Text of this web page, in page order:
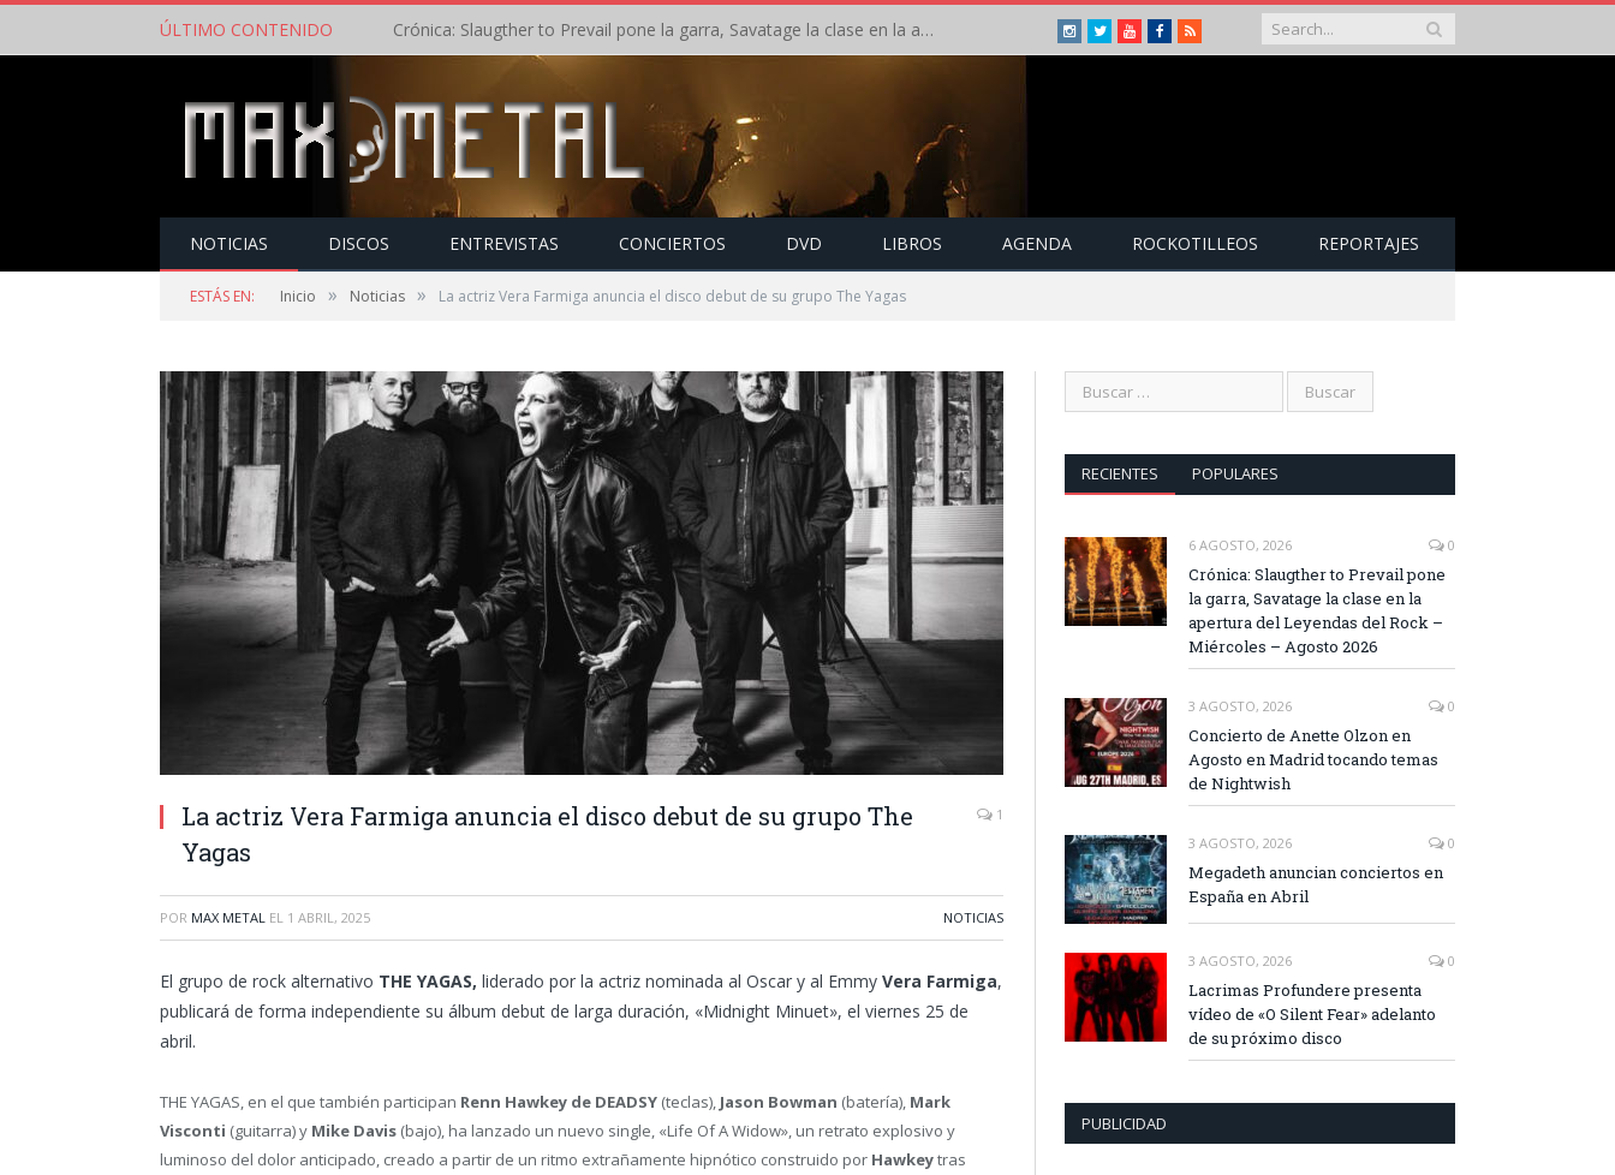
ÚLTIMO CONTENIDO Crónica: Slaugther to Prevail pone la garra, Savatage la clase en la apertura del Leyendas del Rock – Miércoles – Agosto 2026 Instagram
TwitterYoutubeFacebook
RSS
NOTICIAS DISCOS ENTREVISTAS CONCIERTOS DVD LIBROS AGENDA ROCKOTILLEOS REPORTAJES
ESTÁS EN: Inicio » Noticias » La actriz Vera Farmiga anuncia el disco debut de su grupo The Yagas
La actriz Vera Farmiga anuncia el disco debut de su grupo The
Yagas
1
POR MAX METAL EL 1 ABRIL, 2025 NOTICIAS
El grupo de rock alternativo THE YAGAS, liderado por la actriz nominada al Oscar y al Emmy Vera Farmiga,
publicará de forma independiente su álbum debut de larga duración, «Midnight Minuet», el viernes 25 de
abril.
THE YAGAS, en el que también participan Renn Hawkey de DEADSY (teclas), Jason Bowman (batería), Mark
Visconti (guitarra) y Mike Davis (bajo), ha lanzado un nuevo single, «Life Of A Widow», un retrato explosivo y
luminoso del dolor anticipado, creado a partir de un ritmo extrañamente hipnótico construido por Hawkeytras
RECIENTES POPULARES
6 AGOSTO, 2026 0
Crónica: Slaugther to Prevail pone
la garra, Savatage la clase en la
apertura del Leyendas del Rock –
Miércoles – Agosto 2026
3 AGOSTO, 2026 0
Concierto de Anette Olzon en
Agosto en Madrid tocando temas
de Nightwish
3 AGOSTO, 2026 0
Megadeth anuncian conciertos en
España en Abril
3 AGOSTO, 2026 0
Lacrimas Profundere presenta
vídeo de «O Silent Fear» adelanto
de su próximo disco
PUBLICIDAD